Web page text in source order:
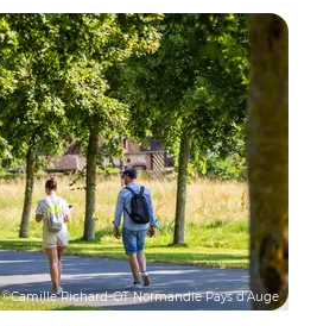
©Camille Richard-OT Normandie Pays d'Auge